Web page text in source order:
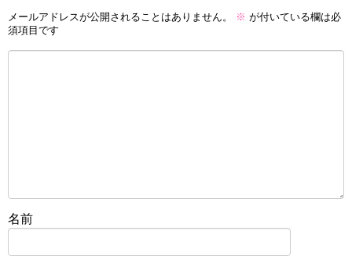
メールアドレスが公開されることはありません。 ※ が付いている欄は必
須項目です
名前